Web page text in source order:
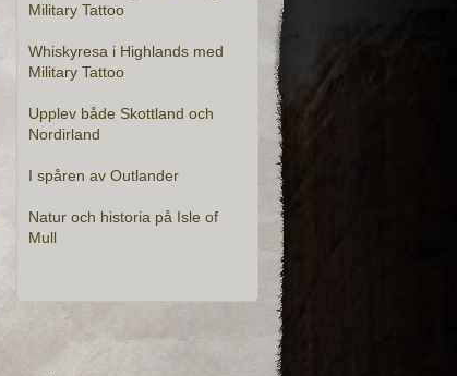
Military Tattoo
Whiskyresa i Highlands med
Military Tattoo
Upplev både Skottland och
Nordirland
I spåren av Outlander
Natur och historia på Isle of
Mull